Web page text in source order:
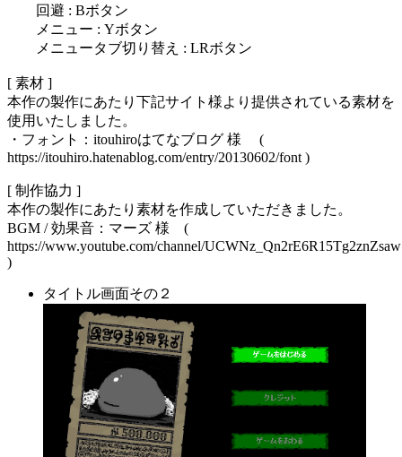
回避 : Bボタン
メニュー : Yボタン
メニュータブ切り替え : LRボタン
[ 素材 ]
本作の製作にあたり下記サイト様より提供されている素材を
使用いたしました。
・フォント：itouhiroはてなブログ 様 (
https://itouhiro.hatenablog.com/entry/20130602/font )
[ 制作協力 ]
本作の製作にあたり素材を作成していただきました。
BGM / 効果音：マーズ 様 (
https://www.youtube.com/channel/UCWNz_Qn2rE6R15Tg2znZsaw
)
タイトル画面その２